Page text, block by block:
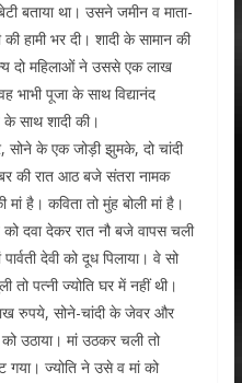
बताया था। उसने जमीन व माता-
हामी भर दी। शादी के सामान की
दो महिलाओं ने उससे एक लाख
पूजा के साथ विद्यानंद
साथ शादी की।
सोने के एक जोड़ी झुमके, दो चांदी
की रात आठ बजे संतरा नामक
है। कविता तो मुंह बोली मां है।
दवा देकर रात नौ बजे वापस चली
देवी को दूध पिलाया। वे सो
पत्नी ज्योति घर में नहीं थी।
रुपये, सोने-चांदी के जेवर और
उठाया। मां उठकर चली तो
गया। ज्योति ने उसे व मां को